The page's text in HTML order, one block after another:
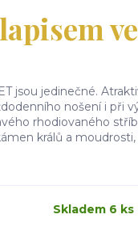
jsou jedinečné.
nošení i při
rhodiovaného
králů a
Skladem 6 ks